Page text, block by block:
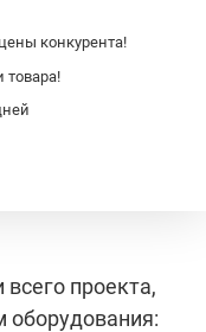
конкурента!
товара!
проекта,
оборудования: